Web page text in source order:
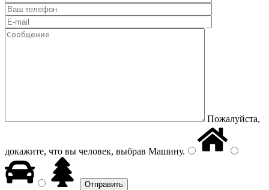
Пожалуйста,
докажите, что вы человек, выбрав Машину.